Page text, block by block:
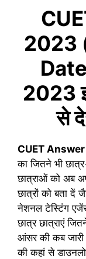
2023
2023
से
CUET
का जितने भी
छात्राओं को अब
छात्रों को बता दें
नेशनल टेस्टिंग
छात्र छात्राएं
आंसर की कब जारी
की कहां से